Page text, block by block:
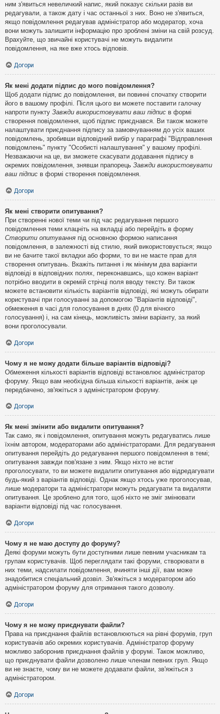
ним з'явиться невеличкий напис, який показує скільки разів ви
редагували, а також дату і час останньої з них. Воно не з'явиться,
якщо повідомлення редагував адміністратор або модератор, хоча
вони можуть залишити інформацію про зроблені зміни на свій розсуд.
Врахуйте, що звичайні користувачі не можуть видалити
повідомлення, на яке вже хтось відповів.
Догори
Як мені додати підпис до мого повідомлення?
Щоб додати підпис до повідомлення, ви повинні спочатку створити
його в вашому профілі. Після цього ви можете поставити галочку
напроти пункту Завжди використовувати ваш підпис в формі
створення повідомлення, щоб підпис приєднався. Ви також можете
налаштувати приєднання підпису за замовчуванням до усіх ваших
повідомлень, зробивши відповідний вибір у параграфі "Відправлення
повідомлень" пункту "Особисті налаштування" у вашому профілі.
Незважаючи на це, ви зможете скасувати додавання підпису в
окремих повідомлення, знявши прапорець Завжди використовувати
ваш підпис в формі створення повідомлення.
Догори
Як мені створити опитування?
При створенні нової теми чи під час редагування першого
повідомлення теми клацніть на вкладці або перейдіть в форму
Створити опитування під основною формою написання
повідомлення, в залежності від стилю, який використовується; якщо
ви не бачите такої вкладки або форми, то ви не маєте прав для
створення опитувань. Вкажіть питання і як мінімум два варіанти
відповіді в відповідних полях, переконавшись, що кожен варіант
потрібно вводити в окремій стрічці поля вводу тексту. Ви також
можете встановити кількість варіантів відповіді, які можуть обирати
користувачі при голосуванні за допомогою "Варіантів відповіді",
обмеження в часі для голосування в днях (0 для вічного
голосування) і, на сам кінець, можливість зміни варіанту, за який
вони проголосували.
Догори
Чому я не можу додати більше варіантів відповіді?
Обмеження кількості варіантів відповіді встановлює адміністратор
форуму. Якщо вам необхідна більша кількості варіантів, аніж це
передбачено, зв'яжіться з адміністратором форуму.
Догори
Як мені змінити або видалити опитування?
Так само, як і повідомлення, опитування можуть редагуватись лише
їхнім автором, модераторами або адміністраторами. Для редагування
опитування перейдіть до редагування першого повідомлення в темі;
опитування завжди пов'язане з ним. Якщо ніхто не встиг
проголосувати, то ви можете видалити опитування або відредагувати
будь-який з варіантів відповіді. Однак якщо хтось уже проголосував,
лише модератори та адміністратори можуть редагувати та видаляти
опитування. Це зроблено для того, щоб ніхто не зміг змінювати
варіанти відповіді під час голосування.
Догори
Чому я не маю доступу до форуму?
Деякі форуми можуть бути доступними лише певним учасникам та
групам користувачів. Щоб переглядати такі форуми, створювати в
них теми, надсилати повідомлення, вчиняти інші дії, вам може
знадобитися спеціальний дозвіл. Зв'яжіться з модератором або
адміністратором форуму для отримання такого дозволу.
Догори
Чому я не можу приєднувати файли?
Права на приєднання файлів встановлюються на рівні форумів, груп
користувачів або окремих користувачів. Адміністратор форуму
можливо заборонив приєднання файлів у форумі. Також можливо,
що приєднувати файли дозволено лише членам певних груп. Якщо
ви не знаєте, чому ви не можете додавати файли, зв'яжіться з
адміністратором.
Догори